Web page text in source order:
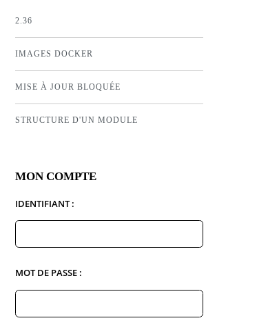
2.36
IMAGES DOCKER
MISE À JOUR BLOQUÉE
STRUCTURE D'UN MODULE
MON COMPTE
IDENTIFIANT :
MOT DE PASSE :